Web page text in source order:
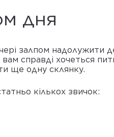
дня
залпом надолужити
справді хочеться
ще одну склянку.
кількох звичок: